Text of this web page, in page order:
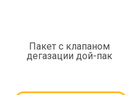
Пакет с клапаном
дегазации дой-пак